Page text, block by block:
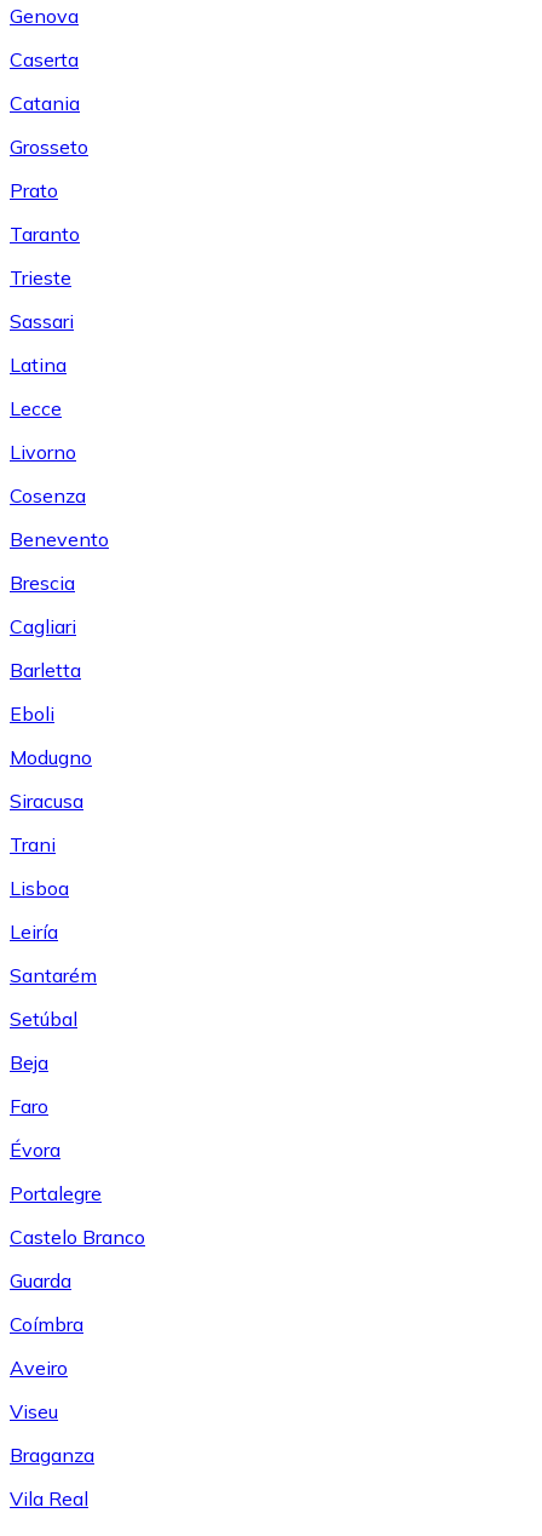
Genova
Caserta
Catania
Grosseto
Prato
Taranto
Trieste
Sassari
Latina
Lecce
Livorno
Cosenza
Benevento
Brescia
Cagliari
Barletta
Eboli
Modugno
Siracusa
Trani
Lisboa
Leiría
Santarém
Setúbal
Beja
Faro
Évora
Portalegre
Castelo Branco
Guarda
Coímbra
Aveiro
Viseu
Braganza
Vila Real